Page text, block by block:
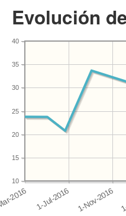
Evolución
10
15
20
25
30
35
40